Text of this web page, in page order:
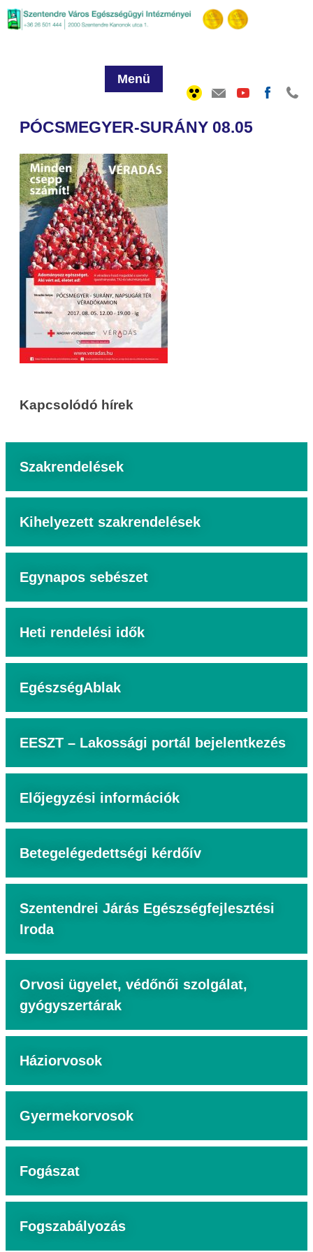
Menü
PÓCSMEGYER-SURÁNY 08.05
Kapcsolódó hírek
Szakrendelések
Kihelyezett szakrendelések
Egynapos sebészet
Heti rendelési idők
EgészségAblak
EESZT – Lakossági portál bejelentkezés
Előjegyzési információk
Betegelégedettségi kérdőív
Szentendrei Járás Egészségfejlesztési
Iroda
Orvosi ügyelet, védőnői szolgálat,
gyógyszertárak
Háziorvosok
Gyermekorvosok
Fogászat
Fogszabályozás